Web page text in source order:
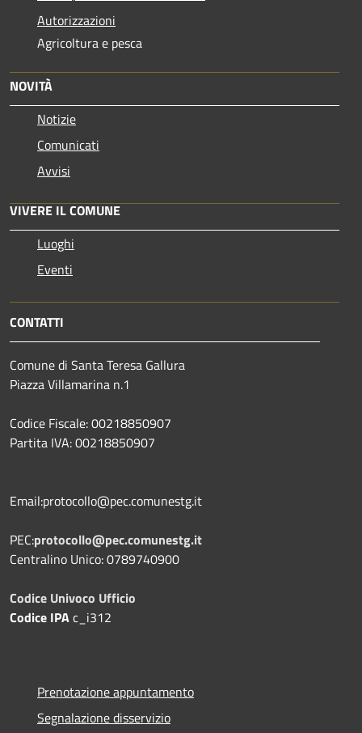
Autorizzazioni
Agricoltura e pesca
NOVITÀ
Notizie
Comunicati
Avvisi
VIVERE IL COMUNE
Luoghi
Eventi
CONTATTI
Comune di Santa Teresa Gallura
Piazza Villamarina n.1
Codice Fiscale: 00218850907
Partita IVA: 00218850907
Email:protocollo@pec.comunestg.it
PEC:protocollo@pec.comunestg.it
Centralino Unico: 0789740900
Codice Univoco Ufficio
Codice IPAc_i312
Prenotazione appuntamento
Segnalazione disservizio